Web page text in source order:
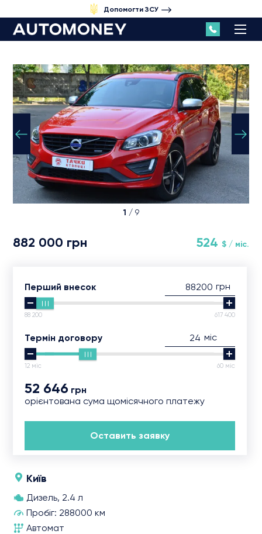
Допомогти ЗСУ
1 / 9
882 000 грн 524 $ / міс.
Перший внесок грн
88 200 617 400
Термін договору міс
12 міс 60 міс
52 646 грн
орієнтована сума щомісячного платежу
Оставить заявку
Київ
Дизель, 2.4 л
Пробіг: 288000 км
Автомат